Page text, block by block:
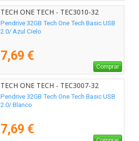
TECH ONE TECH - TEC3010-32
Pendrive 32GB Tech One Tech Basic USB
2.0/ Azul Cielo
7,69 €
Comprar
TECH ONE TECH - TEC3007-32
Pendrive 32GB Tech One Tech Basic USB
2.0/ Blanco
7,69 €